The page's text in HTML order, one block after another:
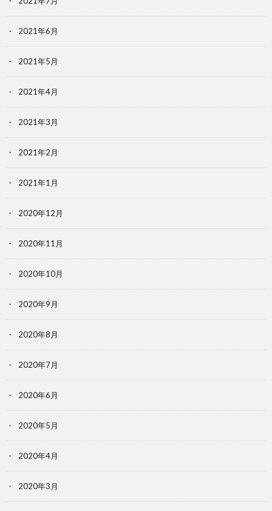
2021年6月
2021年5月
2021年4月
2021年3月
2021年2月
2021年1月
2020年12月
2020年11月
2020年10月
2020年9月
2020年8月
2020年7月
2020年6月
2020年5月
2020年4月
2020年3月